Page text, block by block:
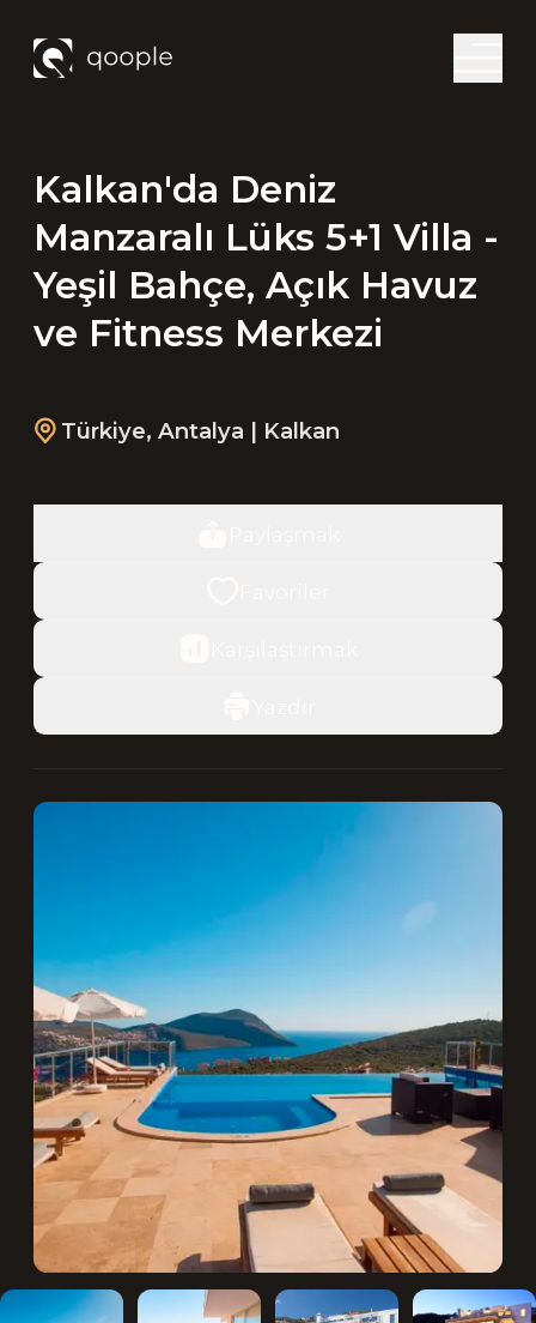
Kalkan'da Deniz
Manzaralı Lüks 5+1 Villa -
Yeşil Bahçe, Açık Havuz
ve Fitness Merkezi
Türkiye, Antalya | Kalkan